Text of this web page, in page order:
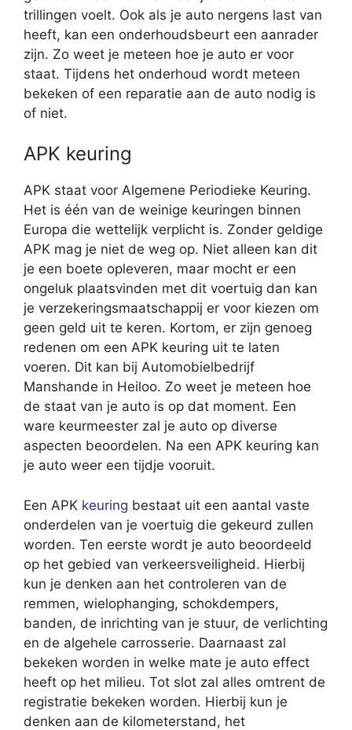
trillingen voelt. Ook als je auto nergens last van
heeft, kan een onderhoudsbeurt een aanrader
zijn. Zo weet je meteen hoe je auto er voor
staat. Tijdens het onderhoud wordt meteen
bekeken of een reparatie aan de auto nodig is
of niet.
APK keuring
APK staat voor Algemene Periodieke Keuring.
Het is één van de weinige keuringen binnen
Europa die wettelijk verplicht is. Zonder geldige
APK mag je niet de weg op. Niet alleen kan dit
je een boete opleveren, maar mocht er een
ongeluk plaatsvinden met dit voertuig dan kan
je verzekeringsmaatschappij er voor kiezen om
geen geld uit te keren. Kortom, er zijn genoeg
redenen om een APK keuring uit te laten
voeren. Dit kan bij Automobielbedrijf
Manshande in Heiloo. Zo weet je meteen hoe
de staat van je auto is op dat moment. Een
ware keurmeester zal je auto op diverse
aspecten beoordelen. Na een APK keuring kan
je auto weer een tijdje vooruit.
Een APK keuring bestaat uit een aantal vaste
onderdelen van je voertuig die gekeurd zullen
worden. Ten eerste wordt je auto beoordeeld
op het gebied van verkeersveiligheid. Hierbij
kun je denken aan het controleren van de
remmen, wielophanging, schokdempers,
banden, de inrichting van je stuur, de verlichting
en de algehele carrosserie. Daarnaast zal
bekeken worden in welke mate je auto effect
heeft op het milieu. Tot slot zal alles omtrent de
registratie bekeken worden. Hierbij kun je
denken aan de kilometerstand, het